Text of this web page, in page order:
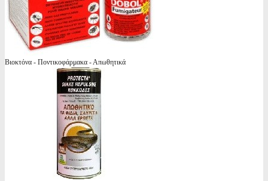
Βιοκτόνα - Ποντικοφάρμακα - Απωθητικά